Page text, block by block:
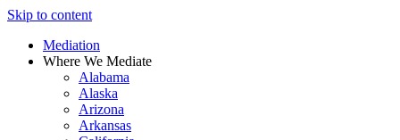
Skip to content
Mediation
Where We Mediate
Alabama
Alaska
Arizona
Arkansas